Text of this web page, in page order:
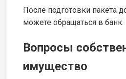
После подготовки пакета
можете обращаться в банк.
Вопросы
имущество